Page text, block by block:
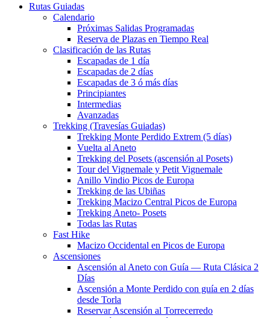
Rutas Guiadas
Calendario
Próximas Salidas Programadas
Reserva de Plazas en Tiempo Real
Clasificación de las Rutas
Escapadas de 1 día
Escapadas de 2 días
Escapadas de 3 ó más días
Principiantes
Intermedias
Avanzadas
Trekking (Travesías Guiadas)
Trekking Monte Perdido Extrem (5 días)
Vuelta al Aneto
Trekking del Posets (ascensión al Posets)
Tour del Vignemale y Petit Vignemale
Anillo Vindio Picos de Europa
Trekking de las Ubiñas
Trekking Macizo Central Picos de Europa
Trekking Aneto- Posets
Todas las Rutas
Fast Hike
Macizo Occidental en Picos de Europa
Ascensiones
Ascensión al Aneto con Guía — Ruta Clásica 2
Días
Ascensión a Monte Perdido con guía en 2 días
desde Torla
Reservar Ascensión al Torrecerredo